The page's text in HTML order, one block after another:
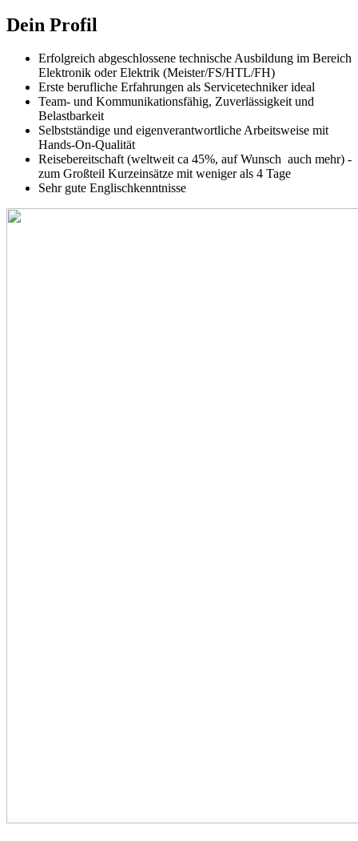
Dein Profil
Erfolgreich abgeschlossene technische Ausbildung im Bereich
Elektronik oder Elektrik (Meister/FS/HTL/FH)
Erste berufliche Erfahrungen als Servicetechniker ideal
Team- und Kommunikationsfähig, Zuverlässigkeit und
Belastbarkeit
Selbstständige und eigenverantwortliche Arbeitsweise mit
Hands-On-Qualität
Reisebereitschaft (weltweit ca 45%, auf Wunsch auch mehr) -
zum Großteil Kurzeinsätze mit weniger als 4 Tage
Sehr gute Englischkenntnisse